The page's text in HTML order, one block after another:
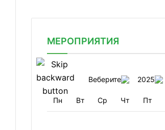
МЕРОПРИЯТИЯ
Веберите 2025
Пн Вт Ср Чт Пт